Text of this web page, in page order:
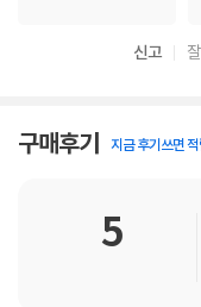
신고
구매후기 지금 후기쓰면
5